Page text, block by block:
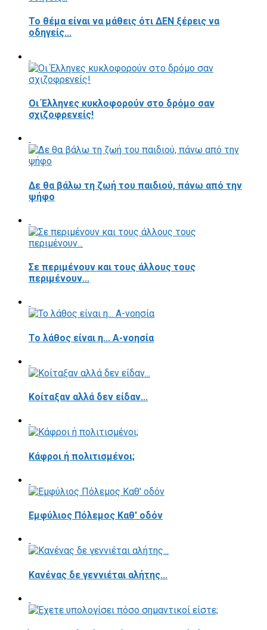
Το θέμα είναι να μάθεις ότι ΔΕΝ ξέρεις να
οδηγείς...
Οι Έλληνες κυκλοφορούν στο δρόμο σαν
σχιζοφρενείς!
Δε θα βάλω τη ζωή του παιδιού, πάνω από την
ψήφο
Σε περιμένουν και τους άλλους τους
περιμένουν...
Το λάθος είναι η... Α-νοησία
Κοίταξαν αλλά δεν είδαν...
Κάφροι ή πολιτισμένοι;
Εμφύλιος Πόλεμος Καθ' οδόν
Κανένας δε γεννιέται αλήτης...